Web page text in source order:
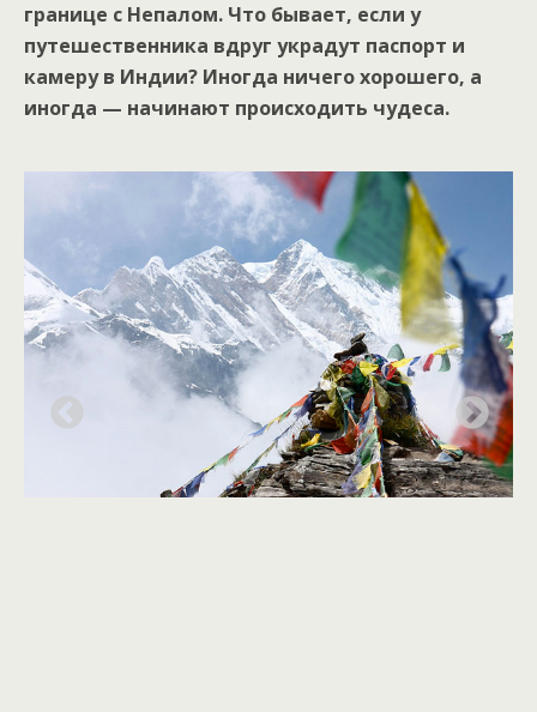
границе с Непалом. Что бывает, если у
путешественника вдруг украдут паспорт и
камеру в Индии? Иногда ничего хорошего, а
иногда — начинают происходить чудеса.